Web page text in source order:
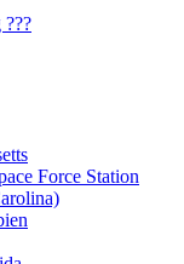
Force Station